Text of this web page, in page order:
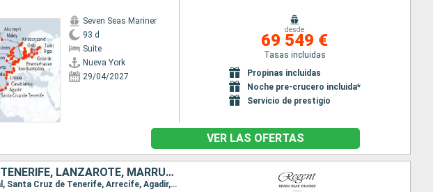
Seven Seas Mariner
93 d
Suite
Nueva York
29/04/2027
desde
69 549 €
Tasas incluidas
Propinas incluidas
Noche pre-crucero incluida*
Servicio de prestigio
VER LAS OFERTAS
ESTADOS UNIDOS, CANADÁ, ANTIGUA Y BARBUDA, TENERIFE, LANZAROTE, MARRUECOS, FRANCIA, BÉLGICA, ALEMANIA, DINAMARCA, POLONIA, LETONIA, ESTONIA, FINLANDIA, SUECIA, PAISES BAJOS, NORUEGA, ISLANDIA, GROENLA
Itinerario : Nueva York, Halifax, Saint Johns, Punta Delgada, Funchal, Santa Cruz de Tenerife, Arrecife, Agadir, Casablanca, Lisboa, Oporto, La Coruña, Gijón, Bilbao, Burdeos, La Rochelle, St Helier, Le Havre, Dunkerque, Tilbury, Zeebrugge, Ijmuiden, Bremerhaven, Kristiansand, Oslo, Lysekil, Skagen, Gothenburg, Copenhague, Canal de Kiel, Ronne, Gdansk, Liepaja, Riga, Tallin, Hamina, Estocolmo, Helsinki, Visby, Karlskrona, Warnemunde, Arhus, Alborg, Hamburgo, Ijmuiden, Newcastle Upon Tyne, Aberdeen, Invergordon, Kirkwall, Lerwick, Maloy, Eidsdal, Seydisfjordhur, Akureyri, Isafjordhur, Grundarfjordur, Reykjavik, Nuuk, Paamiut, Glasgow, Greencastle, Dun Laoghaire, Liverpool, Bangor, Cork, Southampton, Honfleur, Puerto de San Pedro, St. Malo, Brest, Burdeos, Biarritz, Bilbao, La Coruña, Lisboa, Portimao, Cadiz, Tánger, Málaga, Cartagena, Alicante, Ibiza, Palma de Mallorca, Barcelona, Palamos, Saint Tropez, Monaco Monte-Carlo, Portofino, Florence/Pise (Livourne), Ajaccio, Bastia, Golfo Aranci, Civitavecchia - Roma, Salerno, Messine, La Valetta, Kotor, Dubrovnik, Rijeka, Fusina, Rijeka, Split, Bari, Igoumenitsa, Katakolon, Monemvasia, Mykonos, El Pireo Atenas, Chania, Santoríni, Mykonos, Bodrum, Kusadasi, Dikili, Bozcaada, Estambul, Rodas, Limassol, Haifa, Ashdod, Alejandria, El Pireo Atenas, Mykonos, Katakolon, Trapani, La Goulette, La Valetta, Heraklion, Kusadasi, El Pireo Atenas